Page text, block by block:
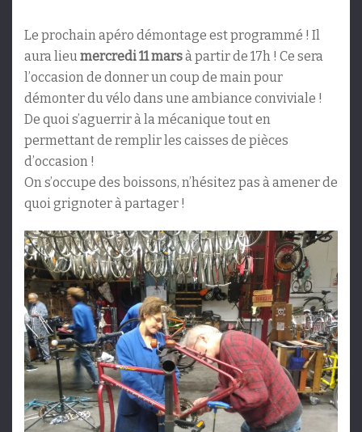
Le prochain apéro démontage est programmé ! Il
aura lieumercredi 11 marsà partir de 17h ! Ce sera
l’occasion de donner un coup de main pour
démonter du vélo dans une ambiance conviviale !
De quoi s’aguerrir à la mécanique tout en
permettant de remplir les caisses de pièces
d’occasion !
On s’occupe des boissons, n’hésitez pas à amener de
quoi grignoter à partager !